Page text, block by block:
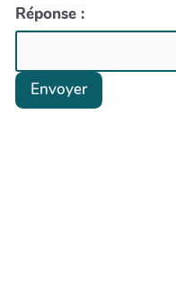
Réponse :
Envoyer